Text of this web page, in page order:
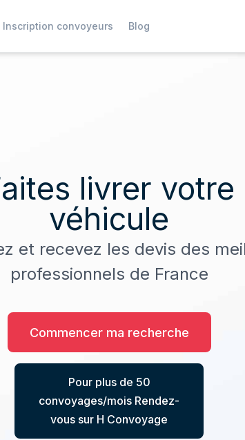
Inscription convoyeurs Blog
livrer votre
véhicule
et recevez les devis des
professionnels de France
Commencer ma recherche
Pour plus de 50
convoyages/mois Rendez-
vous sur H Convoyage